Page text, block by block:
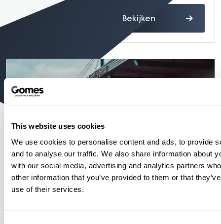
This website uses cookies
We use cookies to personalise content and ads, to provide
and to analyse our traffic. We also share information about
with our social media, advertising and analytics partners
other information that you’ve provided to them or that
use of their services.
Route Bekijken
Utrecht Trucks